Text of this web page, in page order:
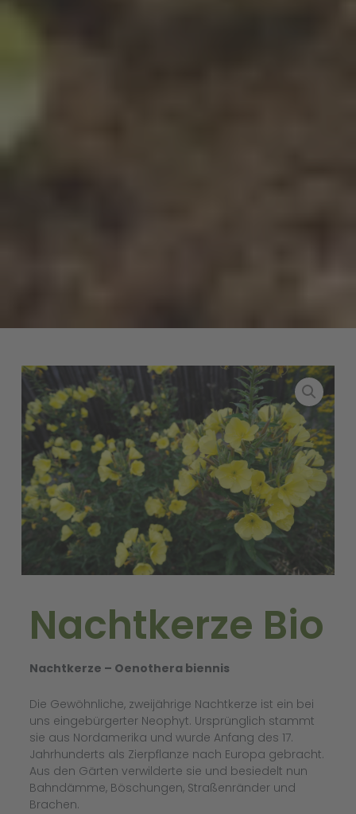
Nachtkerze Bio
Nachtkerze – Oenothera biennis
Die Gewöhnliche, zweijährige Nachtkerze ist ein bei
uns eingebürgerter Neophyt. Ursprünglich stammt
sie aus Nordamerika und wurde Anfang des 17.
Jahrhunderts als Zierpflanze nach Europa gebracht.
Aus den Gärten verwilderte sie und besiedelt nun
Bahndämme, Böschungen, Straßenränder und
Brachen.